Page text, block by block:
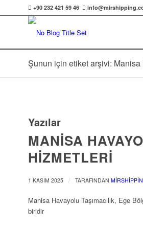
+90 232 421 59 46
Şunun için etiket arşivi: Manisa
Yazılar
MANİSA
HİZMETLERİ
1 KASIM 2025 / TARAFINDAN
Manisa Havayolu Taşımacılık, Ege
biridir